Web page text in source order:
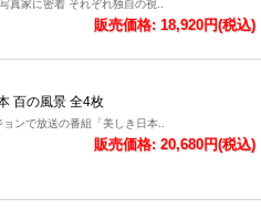
真家に密着 それぞれ独自の視..
販売価格: 18,920円(税込)
百の風景 全4枚
ンで放送の番組「美しき日本..
販売価格: 20,680円(税込)